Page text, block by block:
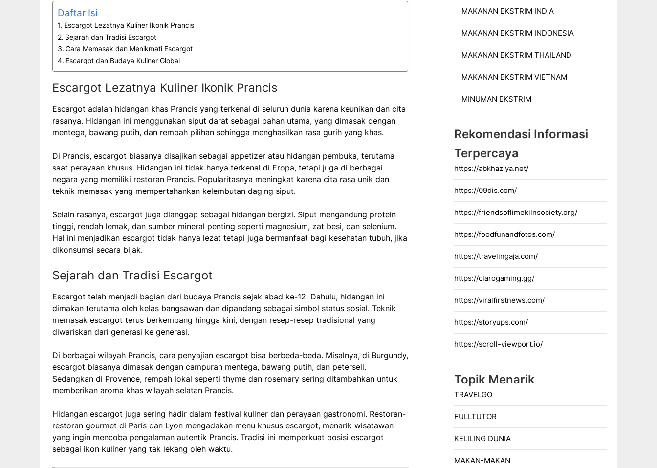
Daftar Isi
Escargot Lezatnya Kuliner Ikonik Prancis
Sejarah dan Tradisi Escargot
Cara Memasak dan Menikmati Escargot
Escargot dan Budaya Kuliner Global
Escargot Lezatnya Kuliner Ikonik Prancis
Escargot adalah hidangan khas Prancis yang terkenal di seluruh dunia karena keunikan dan cita
rasanya. Hidangan ini menggunakan siput darat sebagai bahan utama, yang dimasak dengan
mentega, bawang putih, dan rempah pilihan sehingga menghasilkan rasa gurih yang khas.
Di Prancis, escargot biasanya disajikan sebagai appetizer atau hidangan pembuka, terutama
saat perayaan khusus. Hidangan ini tidak hanya terkenal di Eropa, tetapi juga di berbagai
negara yang memiliki restoran Prancis. Popularitasnya meningkat karena cita rasa unik dan
teknik memasak yang mempertahankan kelembutan daging siput.
Selain rasanya, escargot juga dianggap sebagai hidangan bergizi. Siput mengandung protein
tinggi, rendah lemak, dan sumber mineral penting seperti magnesium, zat besi, dan selenium.
Hal ini menjadikan escargot tidak hanya lezat tetapi juga bermanfaat bagi kesehatan tubuh, jika
dikonsumsi secara bijak.
Sejarah dan Tradisi Escargot
Escargot telah menjadi bagian dari budaya Prancis sejak abad ke-12. Dahulu, hidangan ini
dimakan terutama oleh kelas bangsawan dan dipandang sebagai simbol status sosial. Teknik
memasak escargot terus berkembang hingga kini, dengan resep-resep tradisional yang
diwariskan dari generasi ke generasi.
Di berbagai wilayah Prancis, cara penyajian escargot bisa berbeda-beda. Misalnya, di Burgundy,
escargot biasanya dimasak dengan campuran mentega, bawang putih, dan peterseli.
Sedangkan di Provence, rempah lokal seperti thyme dan rosemary sering ditambahkan untuk
memberikan aroma khas wilayah selatan Prancis.
Hidangan escargot juga sering hadir dalam festival kuliner dan perayaan gastronomi. Restoran-
restoran gourmet di Paris dan Lyon mengadakan menu khusus escargot, menarik wisatawan
yang ingin mencoba pengalaman autentik Prancis. Tradisi ini memperkuat posisi escargot
sebagai ikon kuliner yang tak lekang oleh waktu.
MAKANAN EKSTRIM INDIA
MAKANAN EKSTRIM INDONESIA
MAKANAN EKSTRIM THAILAND
MAKANAN EKSTRIM VIETNAM
MINUMAN EKSTRIM
Rekomendasi Informasi
Terpercaya
https://abkhaziya.net/
https://09dis.com/
https://friendsoflimekilnsociety.org/
https://foodfunandfotos.com/
https://travelingaja.com/
https://clarogaming.gg/
https://viralfirstnews.com/
https://storyups.com/
https://scroll-viewport.io/
Topik Menarik
TRAVELGO
FULLTUTOR
KELILING DUNIA
MAKAN-MAKAN